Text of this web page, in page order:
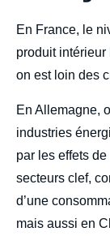
body
En France, le
produit
on est loin des
En Allemagne,
industries
par les effets
secteurs clef,
d’une
mais aussi en